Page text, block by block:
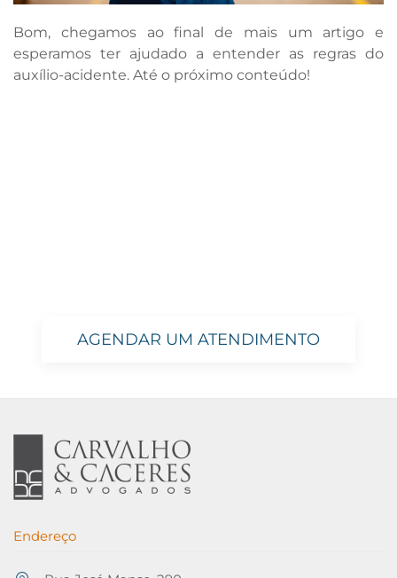
Bom, chegamos ao final de mais um artigo e
esperamos ter ajudado a entender as regras do
auxílio-acidente. Até o próximo conteúdo!
AGENDAR UM ATENDIMENTO
Endereço